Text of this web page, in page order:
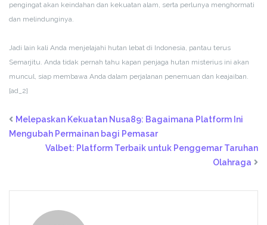
pengingat akan keindahan dan kekuatan alam, serta perlunya menghormati
dan melindunginya.
Jadi lain kali Anda menjelajahi hutan lebat di Indonesia, pantau terus
Semarjitu. Anda tidak pernah tahu kapan penjaga hutan misterius ini akan
muncul, siap membawa Anda dalam perjalanan penemuan dan keajaiban.
[ad_2]
Melepaskan Kekuatan Nusa89: Bagaimana Platform Ini
Mengubah Permainan bagi Pemasar
Valbet: Platform Terbaik untuk Penggemar Taruhan
Olahraga